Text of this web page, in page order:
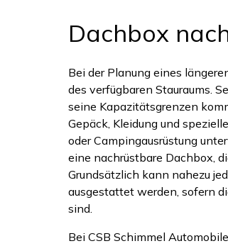
Dachbox
Bei der Planung eines
des verfügbaren Stauraums.
seine Kapazitätsgrenzen
Gepäck, Kleidung und
oder Campingausrüstung
eine nachrüstbare Dachbox,
Grundsätzlich kann nahezu
ausgestattet werden, sofern
sind.
Bei CSB Schimmel